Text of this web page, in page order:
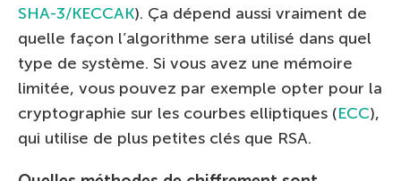
SHA-3/KECCAK). Ça dépend aussi vraiment de
quelle façon l’algorithme sera utilisé dans quel
type de système. Si vous avez une mémoire
limitée, vous pouvez par exemple opter pour la
cryptographie sur les courbes elliptiques (ECC),
qui utilise de plus petites clés que RSA.